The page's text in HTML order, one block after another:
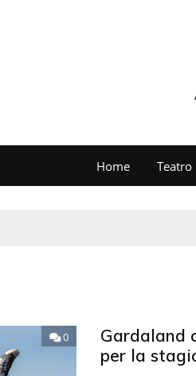
Home Teatro
0
Gardaland
per la